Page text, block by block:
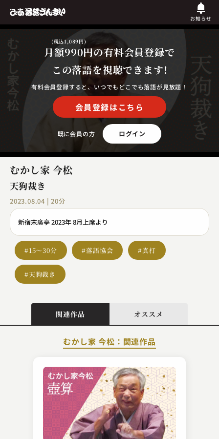
お知らせ
月額990円
(税込1,089円)
の有料会員登録で
この落語を視聴できます!
有料会員登録すると、いつでもどこでも落語が見放題！
会員登録はこちら
既に会員の方 ログイン
むかし家 今松
天狗裁き
2023.08.04 | 20分
新宿末廣亭 2023年 8月上席より
#15～30分 #落語協会 #真打
#天狗裁き
関連作品 オススメ
むかし家 今松：関連作品
金原亭 馬生